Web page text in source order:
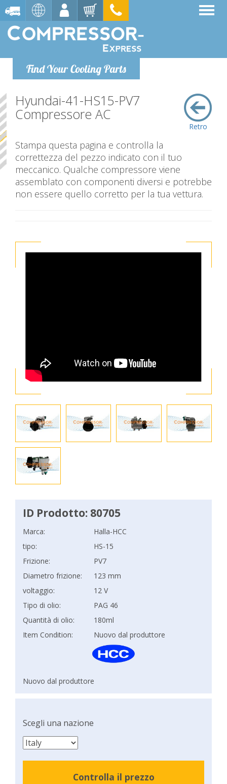
Find Your Cooling Parts
Retro
Hyundai-41-HS15-PV7
Compressore AC
Stampa questa pagina e controlla la
correttezza del pezzo indicato con il tuo
meccanico. Qualche compressore viene
assemblato con componenti diversi e potrebbe
non essere quello corretto per la tua vettura.
ID Prodotto: 80705
Marca:
Halla-HCC
tipo:
HS-15
Frizione:
PV7
Diametro frizione:
123 mm
voltaggio:
12 V
Tipo di olio:
PAG 46
Quantità di olio:
180ml
Item Condition:
Nuovo dal produttore
Nuovo dal produttore
Scegli una nazione
Controlla il prezzo